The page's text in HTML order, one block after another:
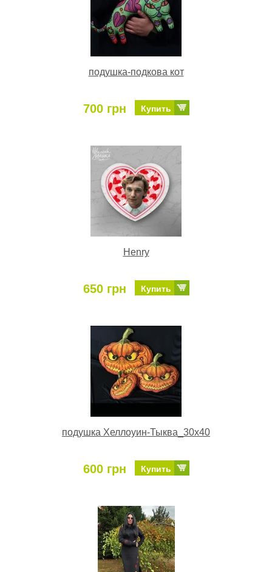
подушка-подкова кот
700 грн Купить
Henry
650 грн Купить
подушка Хеллоуин-Тыква_30х40
600 грн Купить